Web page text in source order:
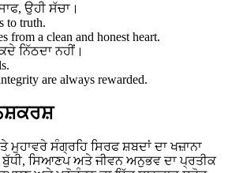
ਉਹੀ ਸੱਚਾ।
to truth.
from a clean and honest heart.
ਨਿੱਠਦਾ ਨਹੀਂ।
are always rewarded.
ਮੁਹਾਵਰੇ ਸੰਗ੍ਰਹਿ ਸਿਰਫ ਸ਼ਬਦਾਂ ਦਾ ਖਜ਼ਾਨਾ
ਬੁੱਧੀ, ਸਿਆਣਪ ਅਤੇ ਜੀਵਨ ਅਨੁਭਵ ਦਾ ਪ੍ਰਤੀਕ